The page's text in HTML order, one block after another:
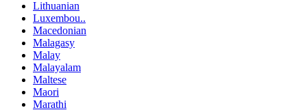
Lithuanian
Luxembou..
Macedonian
Malagasy
Malay
Malayalam
Maltese
Maori
Marathi